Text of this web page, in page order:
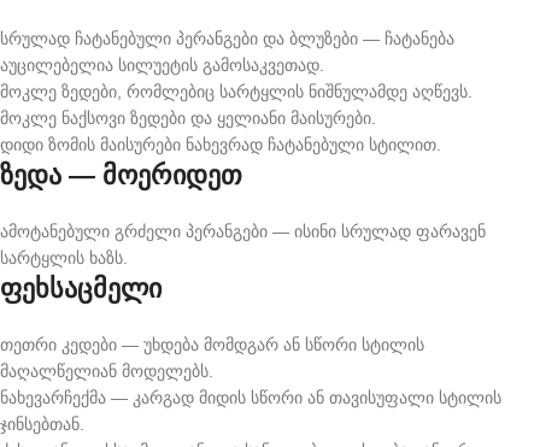
სრულად ჩატანებული პერანგები და ბლუზები — ჩატანება
აუცილებელია სილუეტის გამოსაკვეთად.
მოკლე ზედები, რომლებიც სარტყლის ნიშნულამდე აღწევს.
მოკლე ნაქსოვი ზედები და ყელიანი მაისურები.
დიდი ზომის მაისურები ნახევრად ჩატანებული სტილით.
ზედა — მოერიდეთ
ამოტანებული გრძელი პერანგები — ისინი სრულად ფარავენ
სარტყლის ხაზს.
ფეხსაცმელი
თეთრი კედები — უხდება მომდგარ ან სწორი სტილის
მაღალწელიან მოდელებს.
ნახევარჩექმა — კარგად მიდის სწორი ან თავისუფალი სტილის
ჯინსებთან.